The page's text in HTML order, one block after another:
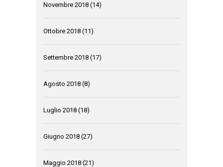
Novembre 2018 (14)
Ottobre 2018 (11)
Settembre 2018 (17)
Agosto 2018 (8)
Luglio 2018 (18)
Giugno 2018 (27)
Maggio 2018 (21)